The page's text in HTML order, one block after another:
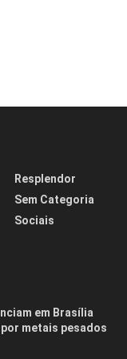
Resplendor
Sem Categoria
Sociais
em Brasília
metais pesados